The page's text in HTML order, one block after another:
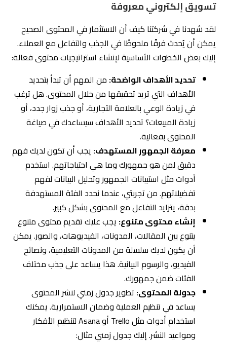
تسويق إلكتروني معروفة
لقد شهدنا في شركتنا كيف أن الاستثمار في المحتوى الصحيح
يمكن أن يُحدث فرقًا ملحوظًا في الجذب والتفاعل مع العملاء.
إليك بعض الخطوات الأساسية لإنشاء استراتيجيات محتوى فعالة:
تحديد الأهداف الواضحة: من المهم أن تبدأ بتحديد
الأهداف التي تريد تحقيقها من خلال المحتوى. هل ترغب
في زيادة الوعي بالعلامة التجارية، أو جذب زوار جدد، أو
زيادة المبيعات؟ تحديد الأهداف سيساعدك في صياغة
المحتوى بفعالية.
معرفة الجمهور المستهدف: يجب أن تكون لديك فهم
دقيق لمن هو جمهورك وما هي احتياجاتهم. استخدم
أدوات مثل استبيانات الجمهور وتحليل البيانات لفهم
تفضيلاتهم. من تجربتي، عندما نحدد الفئة المستهدفة
بدقة، يتزايد التفاعل مع المحتوى بشكل كبير.
إنشاء محتوى متنوع: يجب عليك تقديم محتوى متنوع
يتنوع بين المقالات، المدونات، الفيديوهات، والصور. يمكن
أن يكون لديك سلسلة من المدونات التعليمية، ونصائح
الفيديو، والرسوم البيانية. هذا يساعد على جذب مختلف
الفئات ضمن جمهورك.
جدولة المحتوى: تطوير جدول زمني لنشر المحتوى
يساعد في تنظيم العملية وضمان الاستمرارية. يمكنك
استخدام أدوات مثل Trello أو Asana لتنظيم الأفكار
ومواعيد النشر. إليك جدول زمني مثال: